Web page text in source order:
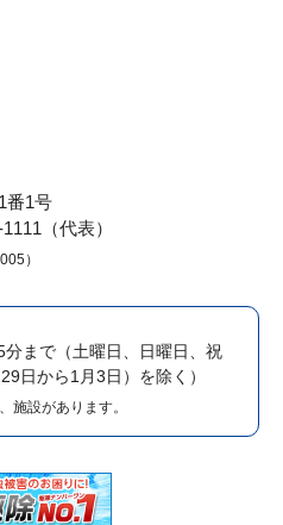
番1号
（代表）
）
分まで （土曜日、日曜日、祝
日から1月3日）を除く）
施設があります。